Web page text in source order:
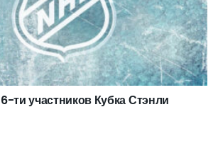
ти участников Кубка Стэнли